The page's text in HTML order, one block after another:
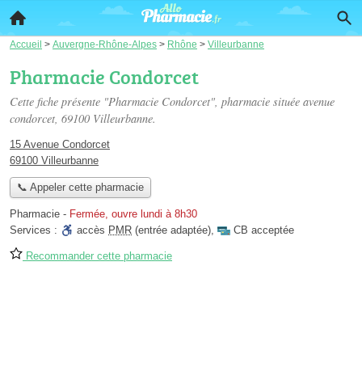
Accueil > Auvergne-Rhône-Alpes > Rhône > Villeurbanne
Pharmacie Condorcet
Cette fiche présente "Pharmacie Condorcet", pharmacie située avenue
condorcet, 69100 Villeurbanne.
15 Avenue Condorcet
69100 Villeurbanne
📞 Appeler cette pharmacie
Pharmacie - Fermée, ouvre lundi à 8h30
Services :
accès PMR (entrée adaptée), CB acceptée
Recommander cette pharmacie